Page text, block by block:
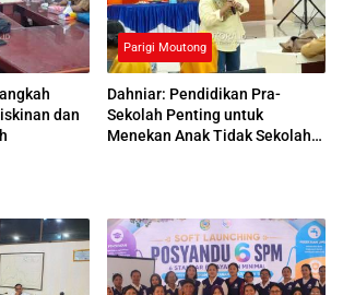
dan
Parigi Moutong
Dahniar: Pendidikan Pra-
Sekolah Penting untuk
Menekan Anak Tidak Sekolah